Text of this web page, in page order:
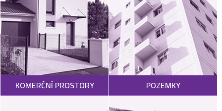
KOMERČNÍ PROSTORY POZEMKY
SLUŽBY
NABÍDNOUT
NEMOVITOST
POPTAT
NEMOVITOST